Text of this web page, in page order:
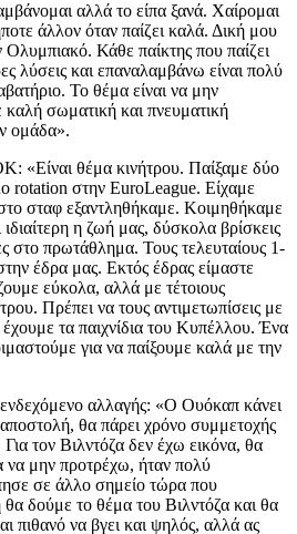
αλλά το είπα ξανά. Χαίρομαι
άλλον όταν παίζει καλά. Δική μου
Ολυμπιακό. Κάθε παίκτης που παίζει
λύσεις και επαναλαμβάνω είναι πολύ
Το θέμα είναι να μην
καλή σωματική και πνευματική
ομάδα».
«Είναι θέμα κινήτρου. Παίξαμε δύο
rotation στην EuroLeague. Είχαμε
στο σταφ εξαντληθήκαμε. Κοιμηθήκαμε
η ζωή μας, δύσκολα βρίσκεις
στο πρωτάθλημα. Τους τελευταίους 1-
έδρα μας. Εκτός έδρας είμαστε
εύκολα, αλλά με τέτοιους
Πρέπει να τους αντιμετωπίσεις με
τα παιχνίδια του Κυπέλλου. Ένα
για να παίξουμε καλά με την
ενδεχόμενο αλλαγής: «Ο Ουόκαπ κάνει
αποστολή, θα πάρει χρόνο συμμετοχής
τον Βιλντόζα δεν έχω εικόνα, θα
να μην προτρέχω, ήταν πολύ
σε άλλο σημείο τώρα που
δούμε το θέμα του Βιλντόζα και θα
πιθανό να βγει και ψηλός, αλλά ας